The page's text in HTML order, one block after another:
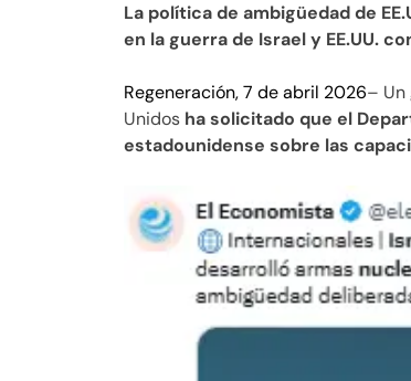
La política de ambigüedad de
en la guerra de Israel y EE.UU.
Regeneración, 7 de abril 2026– Un
Unidos ha solicitado que el
estadounidense sobre las